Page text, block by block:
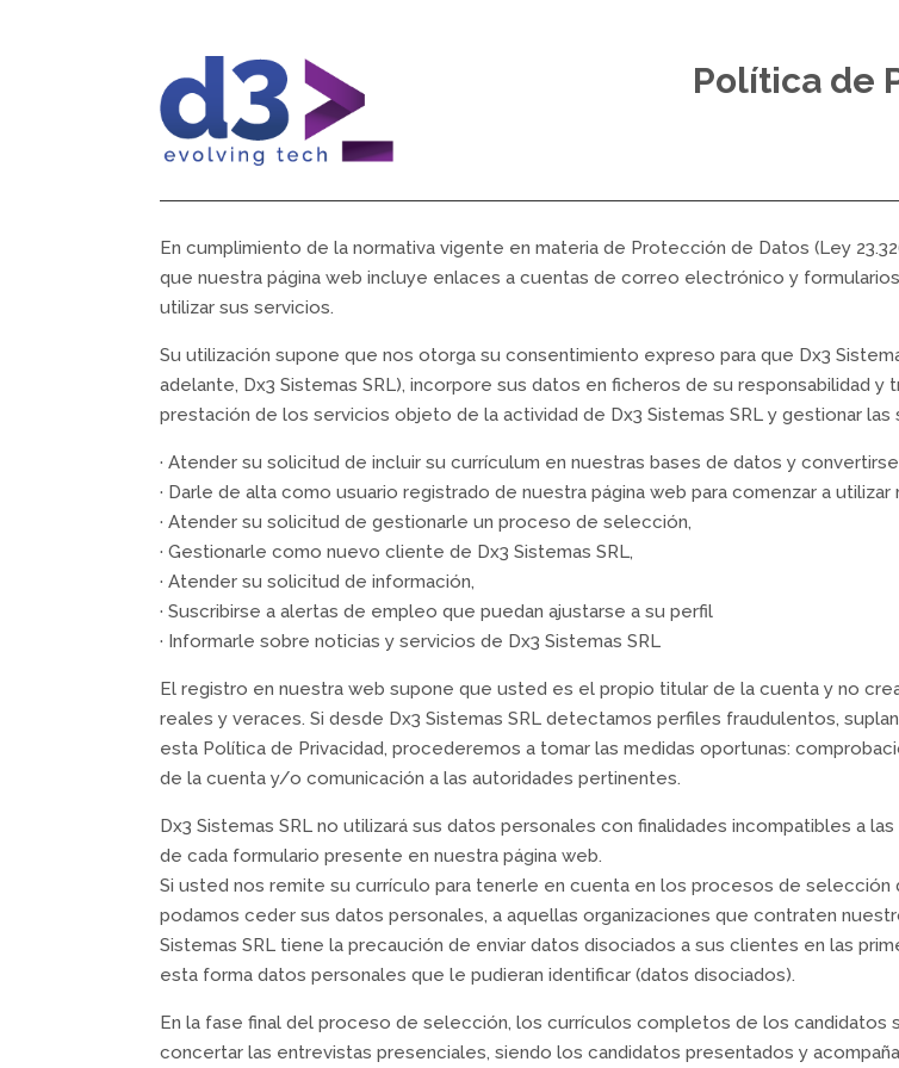
Política de
En cumplimiento de la normativa vigente en materia de Protección de Datos (Ley
que nuestra página web incluye enlaces a cuentas de correo electrónico y
utilizar sus servicios.
Su utilización supone que nos otorga su consentimiento expreso para que Dx3
adelante, Dx3 Sistemas SRL), incorpore sus datos en ficheros de su responsabilidad
prestación de los servicios objeto de la actividad de Dx3 Sistemas SRL y gestionar
· Atender su solicitud de incluir su currículum en nuestras bases de datos y
· Darle de alta como usuario registrado de nuestra página web para comenzar a
· Atender su solicitud de gestionarle un proceso de selección,
· Gestionarle como nuevo cliente de Dx3 Sistemas SRL,
· Atender su solicitud de información,
· Suscribirse a alertas de empleo que puedan ajustarse a su perfil
· Informarle sobre noticias y servicios de Dx3 Sistemas SRL
El registro en nuestra web supone que usted es el propio titular de la cuenta y no
reales y veraces. Si desde Dx3 Sistemas SRL detectamos perfiles fraudulentos,
esta Política de Privacidad, procederemos a tomar las medidas oportunas:
de la cuenta y/o comunicación a las autoridades pertinentes.
Dx3 Sistemas SRL no utilizará sus datos personales con finalidades incompatibles a
de cada formulario presente en nuestra página web.
Si usted nos remite su currículo para tenerle en cuenta en los procesos de selección
podamos ceder sus datos personales, a aquellas organizaciones que contraten
Sistemas SRL tiene la precaución de enviar datos disociados a sus clientes en las
esta forma datos personales que le pudieran identificar (datos disociados).
En la fase final del proceso de selección, los currículos completos de los candidatos
concertar las entrevistas presenciales, siendo los candidatos presentados y